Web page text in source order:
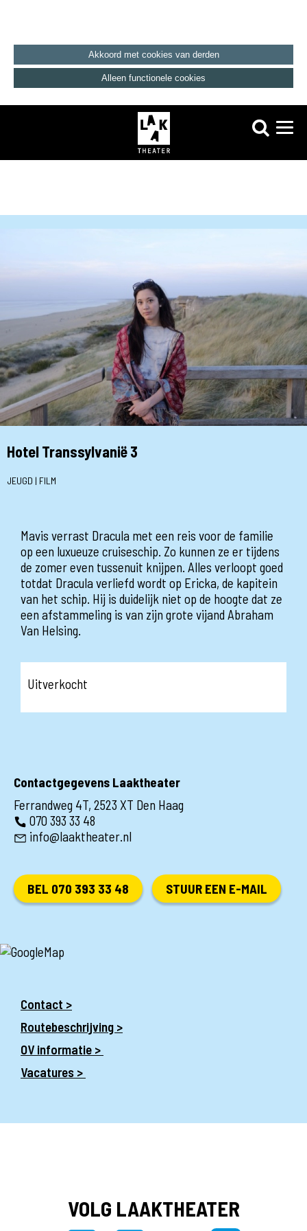
Akkoord met cookies van derden
Alleen functionele cookies
Hotel Transsylvanië 3
JEUGD | FILM
Mavis verrast Dracula met een reis voor de familie
op een luxueuze cruiseschip. Zo kunnen ze er tijdens
de zomer even tussenuit knijpen. Alles verloopt goed
totdat Dracula verliefd wordt op Ericka, de kapitein
van het schip. Hij is duidelijk niet op de hoogte dat ze
een afstammeling is van zijn grote vijand Abraham
Van Helsing.
Uitverkocht
Contactgegevens Laaktheater
Ferrandweg 4T, 2523 XT Den Haag
070 393 33 48
info@laaktheater.nl
BEL 070 393 33 48 STUUR EEN E-MAIL
Contact >
Routebeschrijving >
OV informatie >
Vacatures >
VOLG LAAKTHEATER